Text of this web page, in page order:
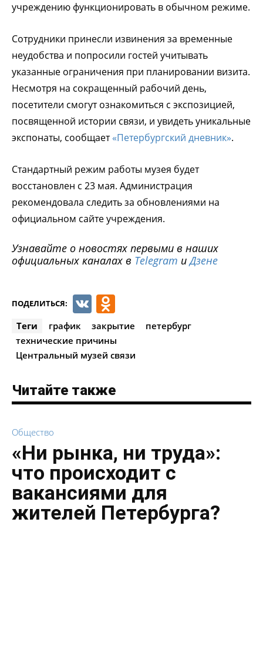
учреждению функционировать в обычном режиме.
Сотрудники принесли извинения за временные
неудобства и попросили гостей учитывать
указанные ограничения при планировании визита.
Несмотря на сокращенный рабочий день,
посетители смогут ознакомиться с экспозицией,
посвященной истории связи, и увидеть уникальные
экспонаты, сообщает «Петербургский дневник».
Стандартный режим работы музея будет
восстановлен с 23 мая. Администрация
рекомендовала следить за обновлениями на
официальном сайте учреждения.
Узнавайте о новостях первыми в наших
официальных каналах в Telegram иДзене
ПОДЕЛИТЬСЯ: VK
Теги график закрытие
петербург
технические причины
Центральный музей связи
Читайте также
Общество
«Ни рынка, ни труда»:
что происходит с
вакансиями для
жителей Петербурга?